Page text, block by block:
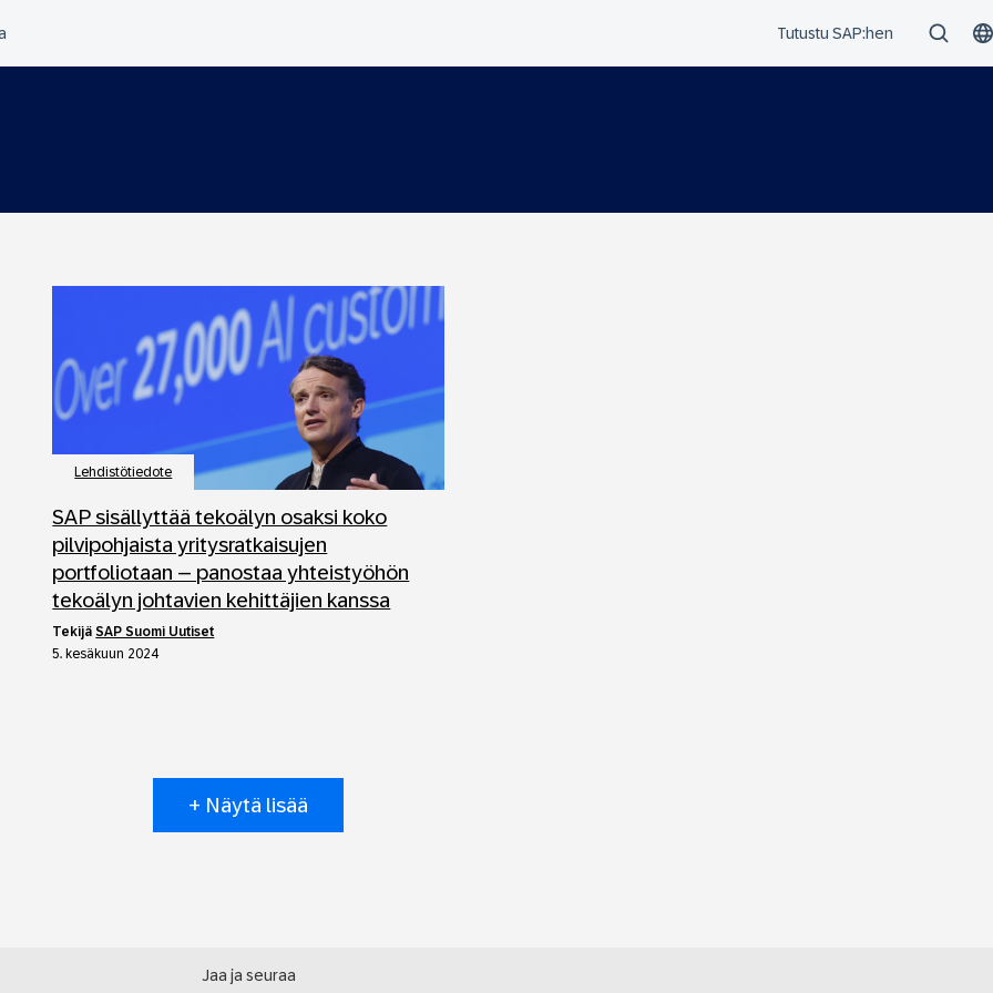
Lehdistötiedote
SAP sisällyttää tekoälyn osaksi koko
pilvipohjaista yritysratkaisujen
portfoliotaan – panostaa yhteistyöhön
tekoälyn johtavien kehittäjien kanssa
tekijäSAP Suomi Uutiset
5. kesäkuun 2024
+ Näytä lisää
Jaa ja seuraa